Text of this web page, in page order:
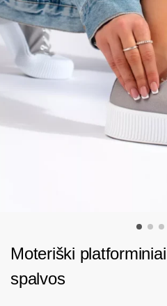
Moteriški
spalvos